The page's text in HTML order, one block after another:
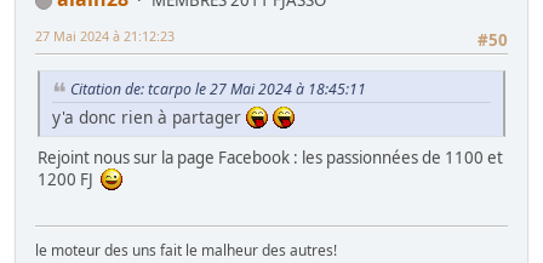
#50
27 Mai 2024 à 21:12:23
Citation de: tcarpo le 27 Mai 2024 à 18:45:11
y'a donc rien à partager
Rejoint nous sur la page Facebook : les passionnées de 1100 et
1200 FJ
le moteur des uns fait le malheur des autres!